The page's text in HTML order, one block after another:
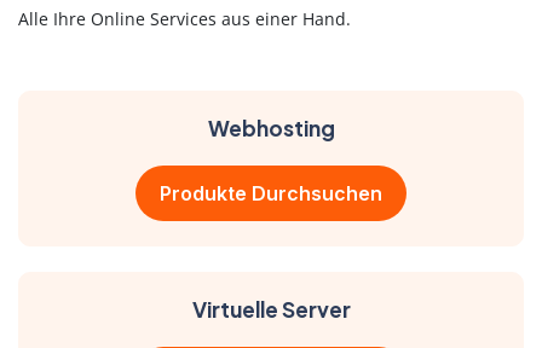
Alle Ihre Online Services aus einer Hand.
Webhosting
Produkte Durchsuchen
Virtuelle Server